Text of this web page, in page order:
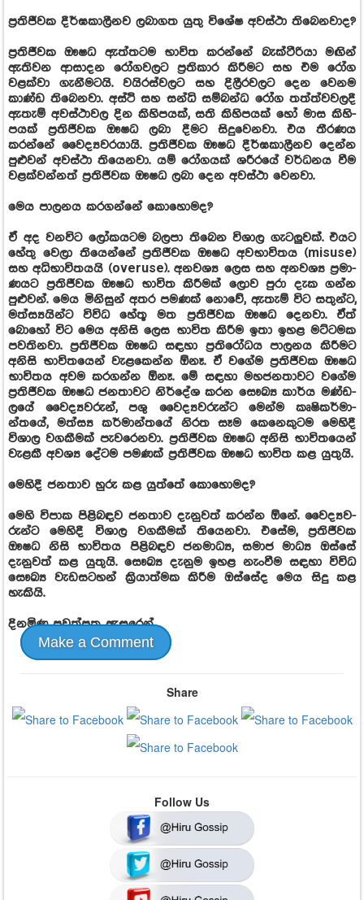
ප්‍රති­ජී­වක දීර්ඝ­කා­ලී­නව ලබා­ගත යුතු විශේෂ අවස්ථා තිබෙ­න­වාද?
ප්‍රති­ජී­වක ඖෂධ ඇත්ත­ටම භාවිත කරන්නේ බැක්ටී­රියා මඟින්
ඇති­වන ආසා­දන රෝග­ව­ලට ප්‍රති­කාර කිරී­මට සහ එම රෝග
වළක්වා ගැනී­ම­ටයි. වයි­ර­ස්ව­ලට සහ දිලී­ර­ව­ලට දෙන වෙනම
කාණ්ඩ තිබෙ­නවා. අස්ථි සහ සන්ධි සම්බන්ධ රෝග තත්ත්ව­ව­ලදී
ඇතැම් අව­ස්ථා­වල දින කිහි­ප­යක්, සති කිහි­ප­යක් හෝ මාස කිහි­
ප­යක් ප්‍රති­ජී­වක ඖෂධ ලබා දීමට සිදු­වෙ­නවා. එය තීර­ණය
කරන්නේ වෛද්‍ය­ව­ර­යායි. ප්‍රති­ජී­වක ඖෂධ දීර්ඝ­කා­ලී­නව දෙන්න
පුළු­වන් අවස්ථා තියෙ­නවා. යම් රෝග­යක් ශරී­රයේ වර්ධ­නය වීම
වළ­ක්ව­න්නත් ප්‍රති­ජී­වක ඖෂධ ලබා දෙන අවස්ථා වෙනවා.
මෙය පාල­නය කර­ගන්නේ කොහො­මද?
ඒ අද වන­විට ලෝක­ය­ටම බලපා තිබෙන විශාල ගැට­ලු­වක්. එයට
හේතු වෙලා තියෙන්නේ ප්‍රති­ජී­වක ඖෂධ අව­භා­වි­තය (misuse)
සහ අධි­භා­වි­ත­යයි (overuse). අන­වශ්‍ය ලෙස සහ අන­වශ්‍ය ප්‍රමා­
ණ­යට ප්‍රති­ජී­වක ඖෂධ භාවිත කිරී­මක් ලොව පුරා දැක ගන්න
පුළු­වන්. මෙය මිනි­සුන් අතර පම­ණක් නොවේ, ඇතැම් විට සතුන්ට,
මත්ස්‍ය­යින්ට විවිධ හේතූ මත ප්‍රති­ජී­වක ඖෂධ දෙනවා. ඒත්
බොහෝ විට මෙය අනිසි ලෙස භාවිත කිරීම ඉතා ඉහළ මට්ට­මක
පව­ති­නවා. ප්‍රති­ජී­වක ඖෂධ සඳහා ප්‍රති­රෝ­ධය පාල­නය කිරී­මට
අනිසි භාවි­ත­යෙන් වැළ­කෙන්න ඕනෑ. ඒ වගේම ප්‍රති­ජී­වක ඖෂධ
භාවි­තය අවම කර­ගන්න ඕනෑ. මේ සඳහා මහ­ජ­න­තා­වට වගේම
ප්‍රති­ජී­වක ඖෂධ ජන­තා­වට නිර්දේශ කරන සෞඛ්‍ය කාර්ය මණ්ඩ­
ලයේ වෛද්‍ය­ව­රුන්, පශු වෛද්‍ය­ව­රුන්ට මෙන්ම කෘෂි­ක­ර්මා­
න්තයේ, මත්ස්‍ය කර්මා­න්තයේ නිරත සෑම කෙනෙ­කු­ටම මෙහිදී
විශාල වග­කී­මක් පැව­රෙ­නවා. ප්‍රති­ජී­වක ඖෂධ අනිසි භාවි­ත­යෙන්
වැළකී අවශ්‍ය දේටම පම­ණක් ප්‍රති­ජී­වක ඖෂධ භාවිත කළ යුතුයි.
මෙහිදී ජන­තාව හුරු කළ යුත්තේ කොහො­මද?
මෙහි විපාක පිළි­බ­ඳව ජන­තාව දැනු­වත් කරන්න ඕනේ. වෛද්‍ය­ව­
රුන්ට මෙහිදී විශාල වග­කී­මක් තියෙ­නවා. එසේම, ප්‍රති­ජී­වක
ඖෂධ නිසි භාවි­තය පිළි­බ­ඳව ජන­මාධ්‍ය, සමාජ මාධ්‍ය ඔස්සේ
දැනු­වත් කළ යුතුයි. සෞඛ්‍ය දැනුම ඉහළ නැංවීම සඳහා විවිධ
සෞඛ්‍ය වැඩ­ස­ට­හන් ක්‍රියා­ත්මක කිරීම ඔස්සේද මෙය සිදු කළ
හැකියි.
දිනමිණ පුවත්පත ඇසුරෙන්..
Make a Comment
Share
Follow Us